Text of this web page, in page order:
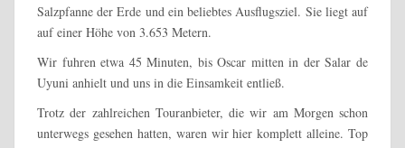
Salzpfanne der Erde und ein beliebtes Ausflugsziel. Sie liegt auf
auf einer Höhe von 3.653 Metern.
Wir fuhren etwa 45 Minuten, bis Oscar mitten in der Salar de
Uyuni anhielt und uns in die Einsamkeit entließ.
Trotz der zahlreichen Touranbieter, die wir am Morgen schon
unterwegs gesehen hatten, waren wir hier komplett alleine. Top